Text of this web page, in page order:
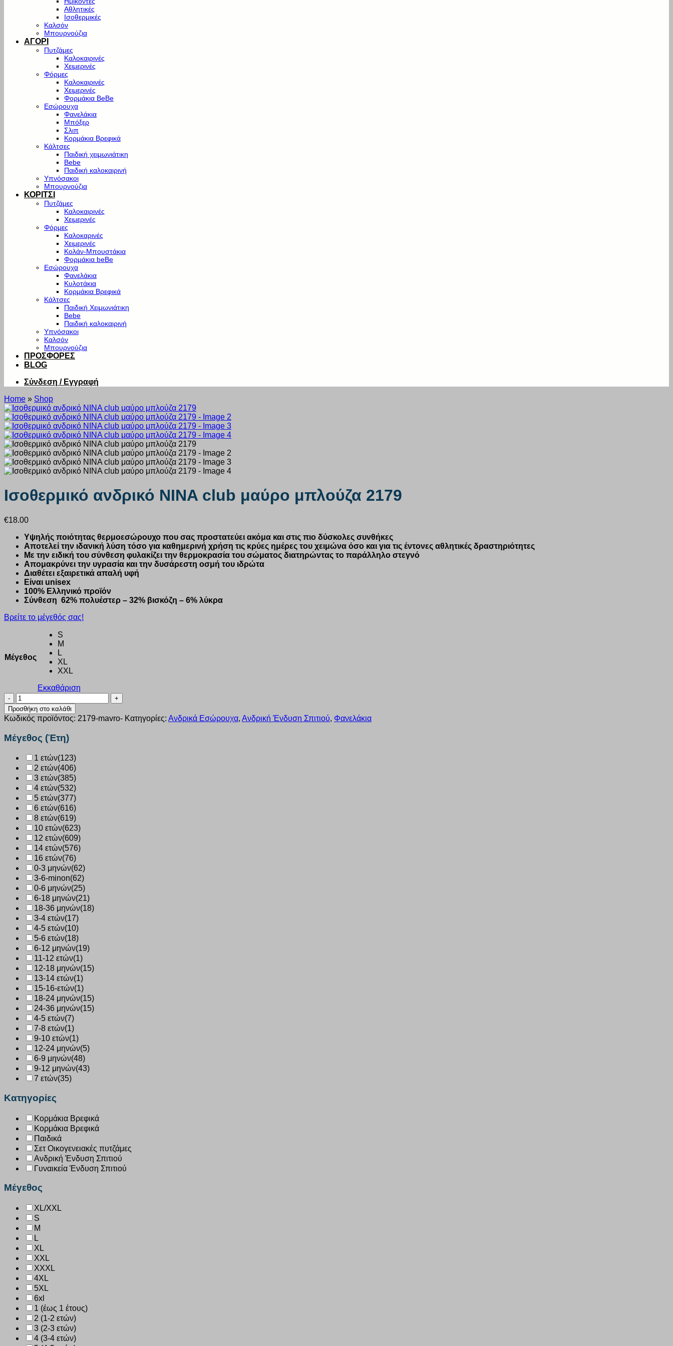
Αθλητικές
Ισοθερμικές
Καλσόν
Μπουρνούζια
ΑΓΟΡΙ
Πυτζάμες
Καλοκαιρινές
Χειμερινές
Φόρμες
Καλοκαιρινές
Χειμερινές
Φορμάκια BeBe
Εσώρουχα
Φανελάκια
Μπόξερ
Σλιπ
Κορμάκια Βρεφικά
Κάλτσες
Παιδική χειμωνιάτικη
Bebe
Παιδική καλοκαιρινή
Υπνόσακοι
Μπουρνούζια
ΚΟΡΙΤΣΙ
Πυτζάμες
Καλοκαιρινές
Χειμερινές
Φόρμες
Καλοκαρινές
Χειμερινές
Κολάν-Μπουστάκια
Φορμάκια beBe
Εσώρουχα
Φανελάκια
Κυλοτάκια
Κορμάκια Βρεφικά
Κάλτσες
Παιδική Χειμωνιάτικη
Bebe
Παιδική καλοκαιρινή
Υπνόσακοι
Καλσόν
Μπουρνούζια
ΠΡΟΣΦΟΡΕΣ
BLOG
Σύνδεση / Εγγραφή
Home » Shop
Ισοθερμικό ανδρικό ΝΙNA club μαύρο μπλούζα 2179
€18.00
Υψηλής ποιότητας θερμοεσώρουχο που σας προστατεύει ακόμα και στις πιο δύσκολες συνθήκες
Αποτελεί την ιδανική λύση τόσο για καθημερινή χρήση τις κρύες ημέρες του χειμώνα όσο και για τις έντονες αθλητικές δραστηριότητες
Με την ειδική του σύνθεση φυλακίζει την θερμοκρασία του σώματος διατηρώντας το παράλληλο στεγνό
Απομακρύνει την υγρασία και την δυσάρεστη οσμή του ιδρώτα
Διαθέτει εξαιρετικά απαλή υφή
Είναι unisex
100% Ελληνικό προϊόν
Σύνθεση 62% πολυέστερ – 32% βισκόζη – 6% λύκρα
Βρείτε το μέγεθός σας!
Μέγεθος
S
M
L
XL
XXL
Εκκαθάριση
Ισοθερμικό
ανδρικό
ΝΙNA
club
μαύρο
μπλούζα
ποσότητα
Προσθήκη στο καλάθι
Κωδικός προϊόντος: 2179-mavro- Κατηγορίες: Ανδρικά Εσώρουχα, Ανδρική Ένδυση Σπιτιού, Φανελάκια
Μέγεθος (Έτη)
1 ετών(123)
2 ετών(406)
3 ετών(385)
4 ετών(532)
5 ετών(377)
6 ετών(616)
8 ετών(619)
10 ετών(623)
12 ετών(609)
14 ετών(576)
16 ετών(76)
0-3 μηνών(62)
3-6-minon(62)
0-6 μηνών(25)
6-18 μηνών(21)
18-36 μηνών(18)
3-4 ετών(17)
4-5 ετών(10)
5-6 ετών(18)
6-12 μηνών(19)
11-12 ετών(1)
12-18 μηνών(15)
13-14 ετών(1)
15-16-ετών(1)
18-24 μηνών(15)
24-36 μηνών(15)
4-5 ετών(7)
7-8 ετών(1)
9-10 ετών(1)
12-24 μηνών(5)
6-9 μηνών(48)
9-12 μηνών(43)
7 ετών(35)
Κατηγορίες
Κορμάκια Βρεφικά
Κορμάκια Βρεφικά
Παιδικά
Σετ Οικογενειακές πυτζάμες
Ανδρική Ένδυση Σπιτιού
Γυναικεία Ένδυση Σπιτιού
Μέγεθος
XL/XXL
S
M
L
XL
XXL
XXXL
4XL
5XL
6xl
1 (έως 1 έτους)
2 (1-2 ετών)
3 (2-3 ετών)
4 (3-4 ετών)